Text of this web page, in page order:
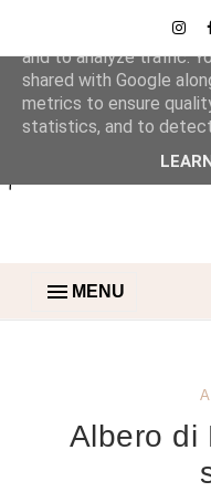
MENU
Albero di
This site uses cookies
and to analyze traffic.
shared with Google
metrics to ensure
statistics, and to detect